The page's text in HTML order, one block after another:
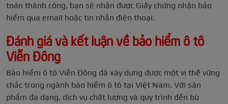
toán thành công, bạn sẽ nhận được Giấy chứng nhận bảo
hiểm qua email hoặc tin nhắn điện thoại.
Đánh giá và kết luận về bảo hiểm ô tô
Viễn Đông
Bảo hiểm ô tô Viễn Đông đã xây dựng được một vị thế vững
chắc trong ngành bảo hiểm ô tô tại Việt Nam. Với sản
phẩm đa dạng, dịch vụ chất lượng và quy trình đền bù